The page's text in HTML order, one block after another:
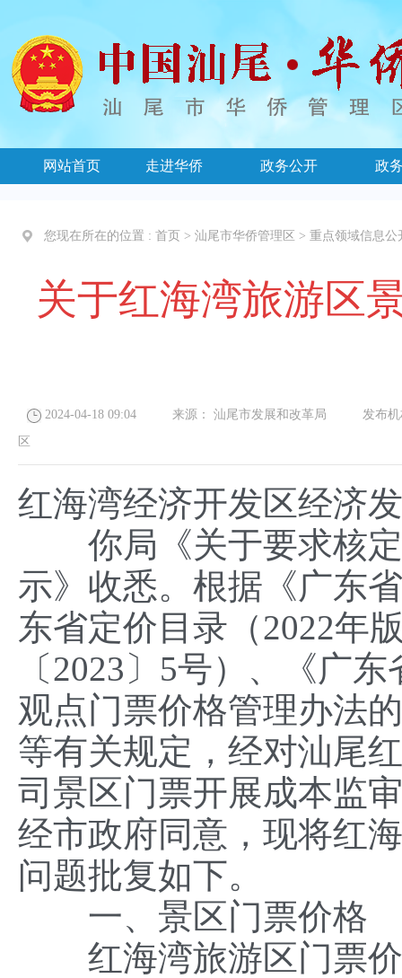
网站首页 走进华侨 政务公开 政
您现在所在的位置 : 首页 > 汕尾市华侨管理区 > 重点领域信息公
关于红海湾旅游区
2024-04-18 09:04 来源： 汕尾市发展和改革局 发布机
区
红海湾经济开发区经济
你局《关于要求核定
示》收悉。根据《广东
东省定价目录（2022年
〔2023〕5号）、《广
观点门票价格管理办法
等有关规定，经对汕尾
司景区门票开展成本监
经市政府同意，现将红
问题批复如下。
一、景区门票价格
红海湾旅游区门票价